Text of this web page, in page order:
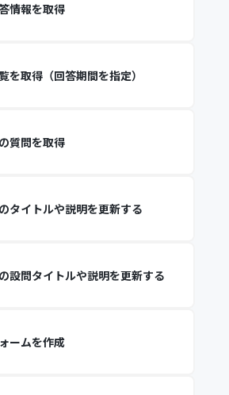
情報を取得
を取得（回答期間を指定）
質問を取得
タイトルや説明を更新する
設問タイトルや説明を更新する
ームを作成